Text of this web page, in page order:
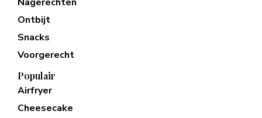
Ontbijt
Snacks
Voorgerecht
Populair
Airfryer
Cheesecake